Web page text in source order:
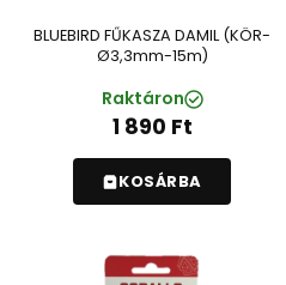
BLUEBIRD FŰKASZA DAMIL (KÖR-
Ø3,3mm-15m)
Raktáron
1 890 Ft
KOSÁRBA